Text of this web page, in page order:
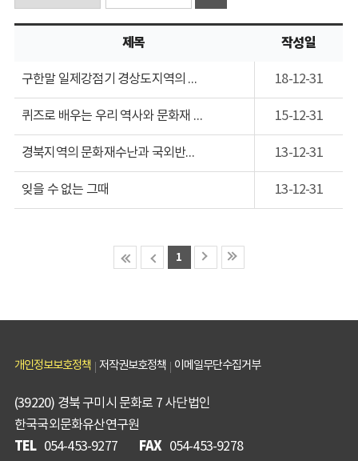
제목 작성일
구한말 일제강점기 경상도지역의 문화재 수난일지 18-12-31
퀴즈로 배우는 우리 역사와 문화재 - Q&A 우리문화재 15-12-31
경북지역의 문화재수난과 국외반출사 13-12-31
잊을 수 없는 그때 13-12-31
1
개인정보보호정책 저작권보호정책 이메일무단수집거부
(39220) 경북 구미시 문화로 7 사단법인
한국국외문화유산연구원
TEL 054-453-9277 FAX 054-453-9278